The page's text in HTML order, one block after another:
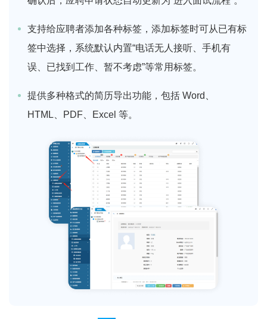
支持给应聘者添加各种标签，添加标签时可从已有标
签中选择，系统默认内置“电话无人接听、手机有
误、已找到工作、暂不考虑”等常用标签。
提供多种格式的简历导出功能，包括 Word、
HTML、PDF、Excel 等。